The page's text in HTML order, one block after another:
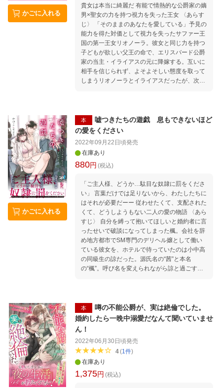
かごに入れる
貴女は本当に綺麗だ 有能で情熱的な公爵家の嫡
男×聖女の力を持つ視力を失った王女 〈あらす
じ〉 「そのままのあなたを愛している」予見の
能力を得た対価として視力を失ったサファー王
国の第一王女リオノーラ。彼女と同じ力を持つ
子どもが欲しい父王の命で、エリスバード公爵
家の当主・イライアスの元に降嫁する。互いに
相手を信じられず、よそよそしい態度を取って
しまうリオノーラとイライアスだったが、次第
かごに入れる
本
嘘つきたちの遊戯 息もできないほど
の愛をください
2022年09月22日頃発売
在庫あり
880円 (税込)
「ご主人様、どうか…駄目な奴隷に罰をくださ
い」 言葉だけでは足りないから、わたしたちに
はそれが必要だーー 従わせたくて、支配された
くて、どうしようもない二人の愛の物語 〈あら
すじ〉 自分を縛って抱いてほしいと婚約者に言
ったせいで破談になってしまった楓。会社を辞
め地方都市でSM専門のデリヘル嬢として働い
ている彼女を、ホテルで待っていたのは小中高
の同級生の諒だった。源氏名の“茜”と本名
の“楓”。呼び名を変えられながら諒と過ごす時
本
噂の不能公爵が、実は絶倫でした。
婚約したら一晩中溺愛だなんて聞いていませ
ん！
2022年06月30日頃発売
4(1 件)
在庫あり
1,375円 (税込)